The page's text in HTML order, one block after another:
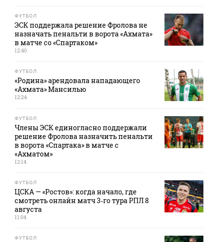
ФУТБОЛ
ЭСК поддержала решение Фролова не
назначать пенальти в ворота «Ахмата»
в матче со «Спартаком»
12:40
ФУТБОЛ
«Родина» арендовала нападающего
«Ахмата» Мансилью
12:24
ФУТБОЛ
Члены ЭСК единогласно поддержали
решение Фролова назначить пенальти
в ворота «Спартака» в матче с
«Ахматом»
12:14
ФУТБОЛ
ЦСКА — «Ростов»: когда начало, где
смотреть онлайн матч 3‑го тура РПЛ 8
августа
11:04
ФУТБОЛ